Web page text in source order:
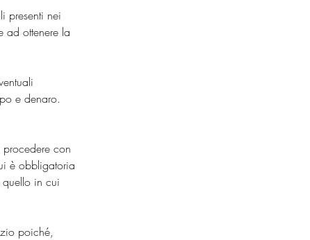
presenti nei
ad ottenere la
e denaro.
con
è obbligatoria
in cui
poiché,